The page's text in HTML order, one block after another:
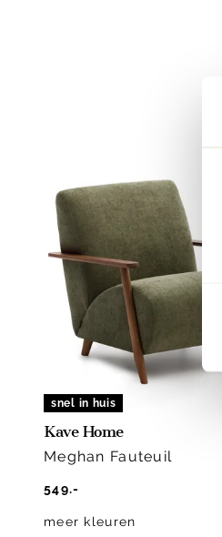
snel in huis
Kave Home
Meghan Fauteuil
549.-
meer kleuren